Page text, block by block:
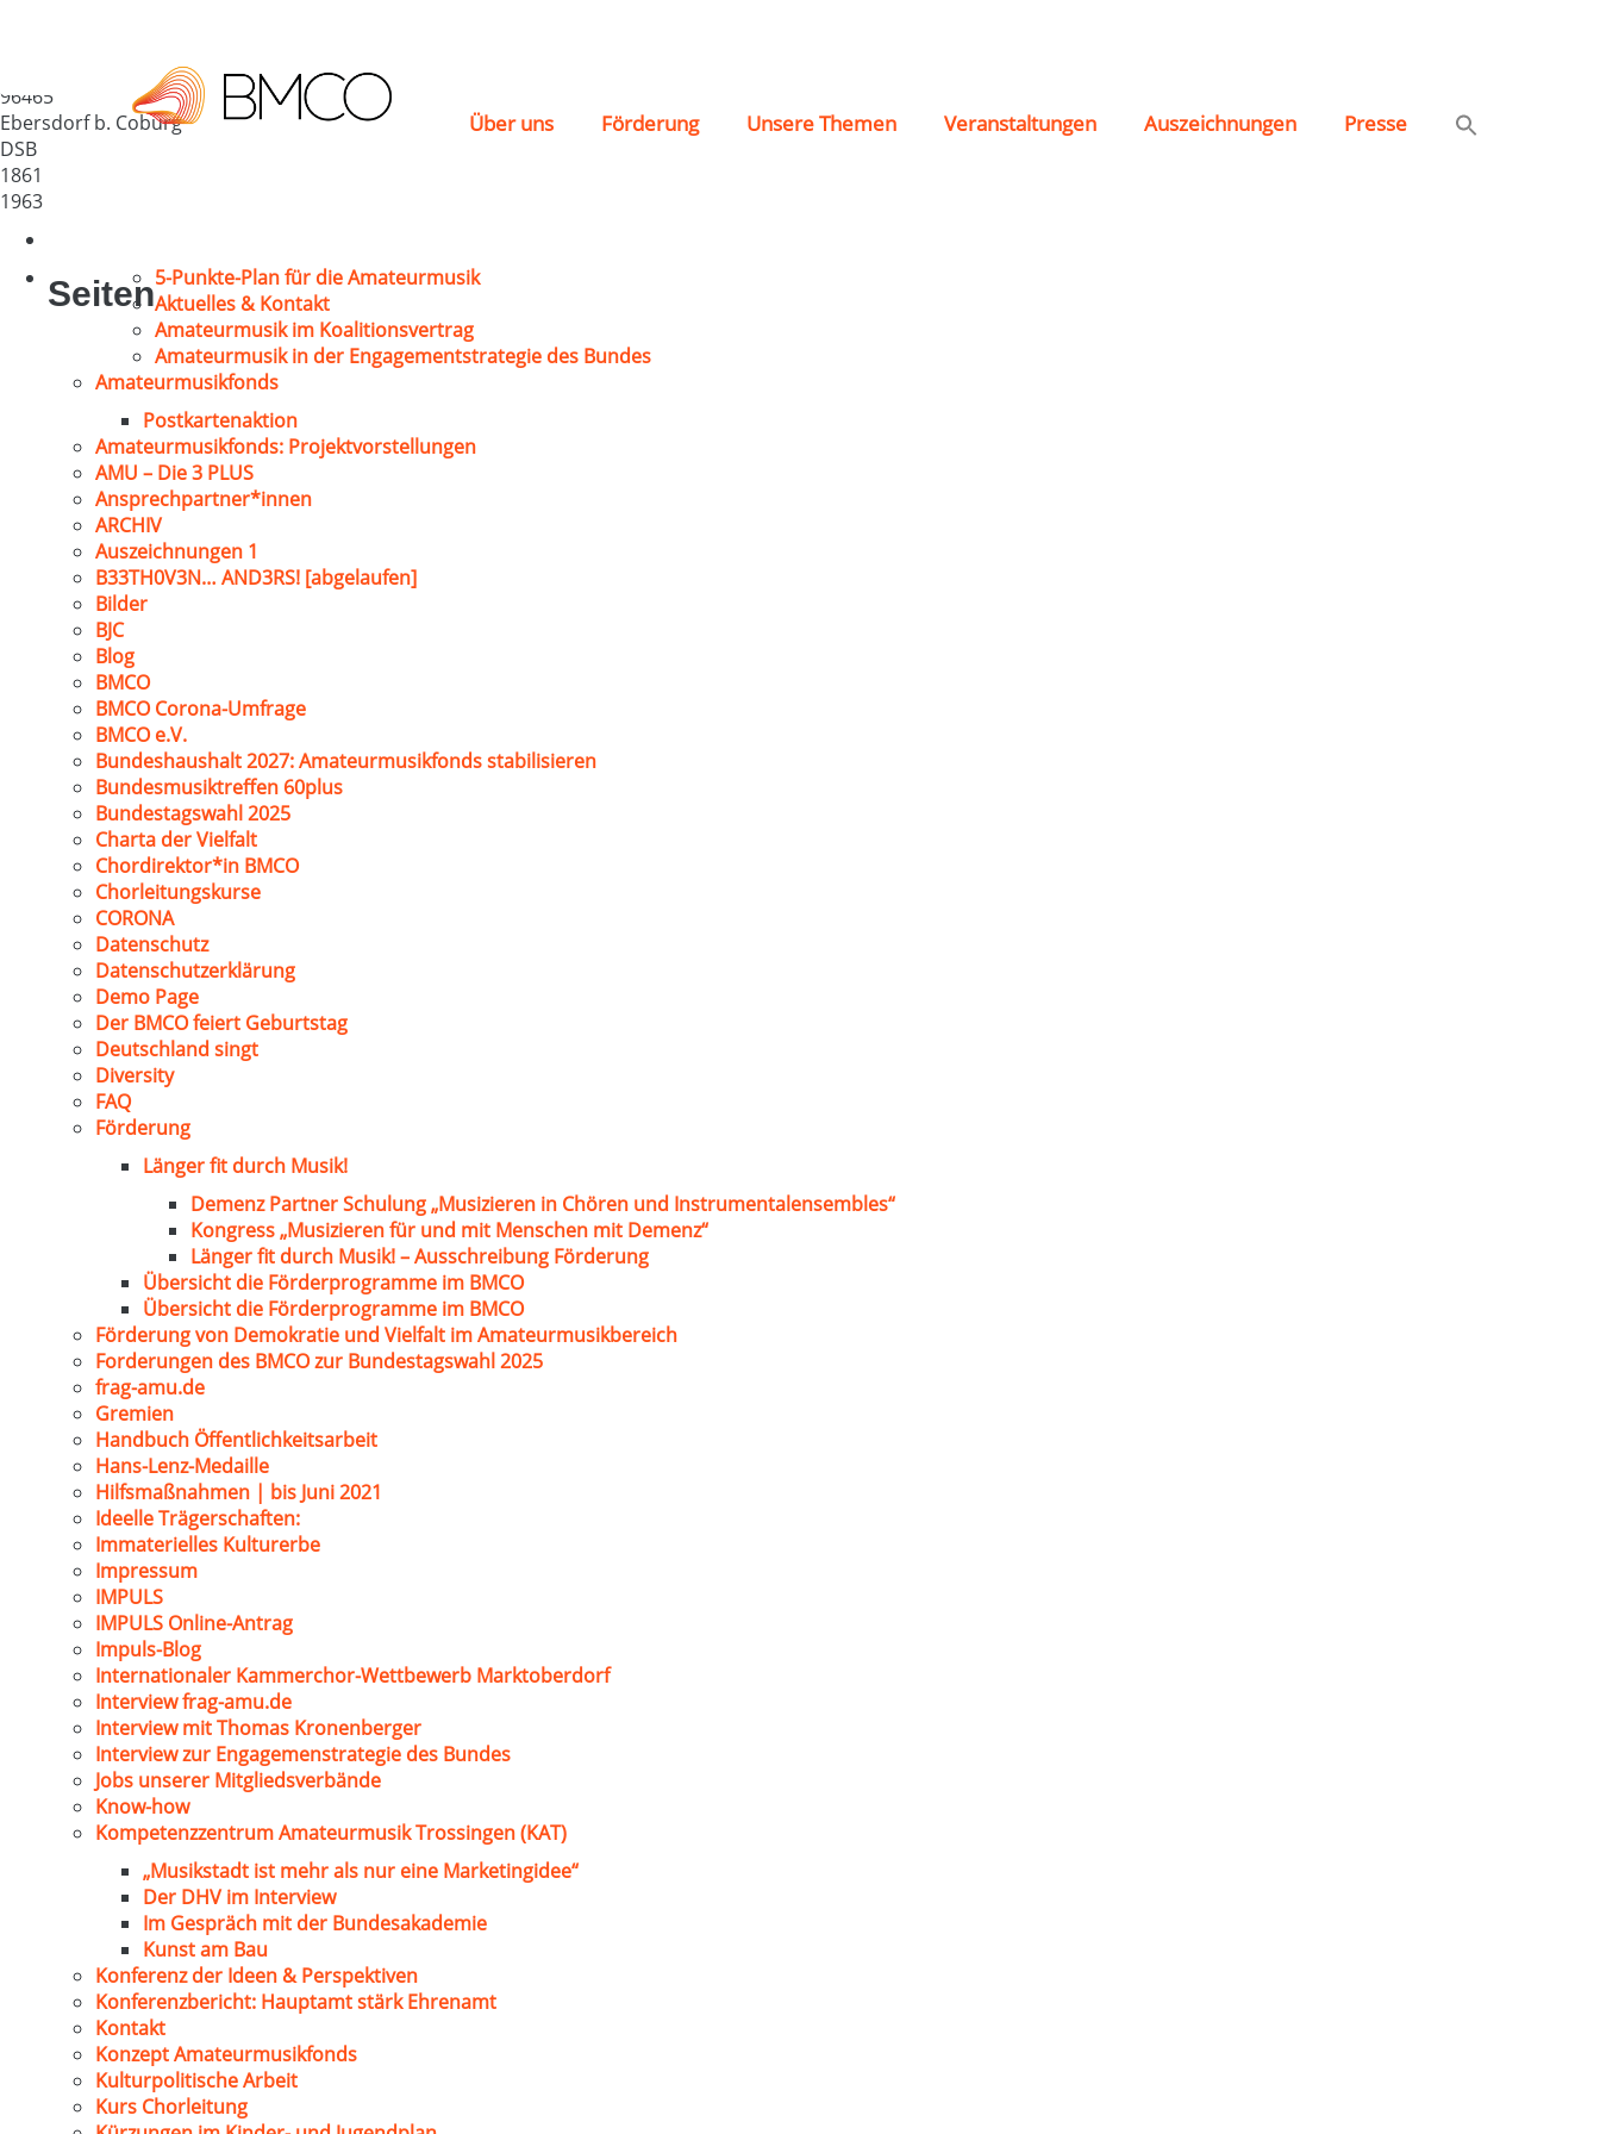
Über uns Förderung Unsere Themen Veranstaltungen Auszeichnungen Presse
96465
Ebersdorf b. Coburg
DSB
1861
1963
Seiten5-Punkte-Plan für die Amateurmusik
Aktuelles & Kontakt
Amateurmusik im Koalitionsvertrag
Amateurmusik in der Engagementstrategie des Bundes
Amateurmusikfonds
Postkartenaktion
Amateurmusikfonds: Projektvorstellungen
AMU – Die 3 PLUS
Ansprechpartner*innen
ARCHIV
Auszeichnungen 1
B33TH0V3N… AND3RS! [abgelaufen]
Bilder
BJC
Blog
BMCO
BMCO Corona-Umfrage
BMCO e.V.
Bundeshaushalt 2027: Amateurmusikfonds stabilisieren
Bundesmusiktreffen 60plus
Bundestagswahl 2025
Charta der Vielfalt
Chordirektor*in BMCO
Chorleitungskurse
CORONA
Datenschutz
Datenschutzerklärung
Demo Page
Der BMCO feiert Geburtstag
Deutschland singt
Diversity
FAQ
Förderung
Länger fit durch Musik!
Demenz Partner Schulung „Musizieren in Chören und Instrumentalensembles“
Kongress „Musizieren für und mit Menschen mit Demenz“
Länger fit durch Musik! – Ausschreibung Förderung
Übersicht die Förderprogramme im BMCO
Übersicht die Förderprogramme im BMCO
Förderung von Demokratie und Vielfalt im Amateurmusikbereich
Forderungen des BMCO zur Bundestagswahl 2025
frag-amu.de
Gremien
Handbuch Öffentlichkeitsarbeit
Hans-Lenz-Medaille
Hilfsmaßnahmen | bis Juni 2021
Ideelle Trägerschaften:
Immaterielles Kulturerbe
Impressum
IMPULS
IMPULS Online-Antrag
Impuls-Blog
Internationaler Kammerchor-Wettbewerb Marktoberdorf
Interview frag-amu.de
Interview mit Thomas Kronenberger
Interview zur Engagemenstrategie des Bundes
Jobs unserer Mitgliedsverbände
Know-how
Kompetenzzentrum Amateurmusik Trossingen (KAT)
„Musikstadt ist mehr als nur eine Marketingidee“
Der DHV im Interview
Im Gespräch mit der Bundesakademie
Kunst am Bau
Konferenz der Ideen & Perspektiven
Konferenzbericht: Hauptamt stärk Ehrenamt
Kontakt
Konzept Amateurmusikfonds
Kulturpolitische Arbeit
Kurs Chorleitung